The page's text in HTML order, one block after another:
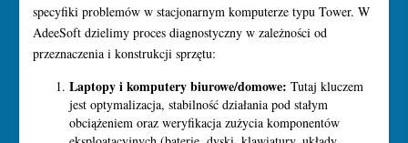
specyfiki problemów w stacjonarnym komputerze typu Tower. W
AdeeSoft dzielimy proces diagnostyczny w zależności od
przeznaczenia i konstrukcji sprzętu:
Laptopy i komputery biurowe/domowe: Tutaj kluczem
jest optymalizacja, stabilność działania pod stałym
obciążeniem oraz weryfikacja zużycia komponentów